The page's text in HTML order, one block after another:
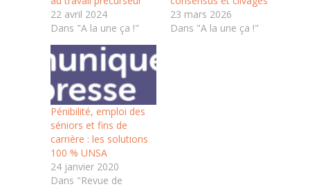
22 avril 2024
Dans "A la une ça !"
23 mars 2026
Dans "A la une ça !"
Pénibilité, emploi des
séniors et fins de
carrière : les solutions
100 % UNSA
24 janvier 2020
Dans "Revue de